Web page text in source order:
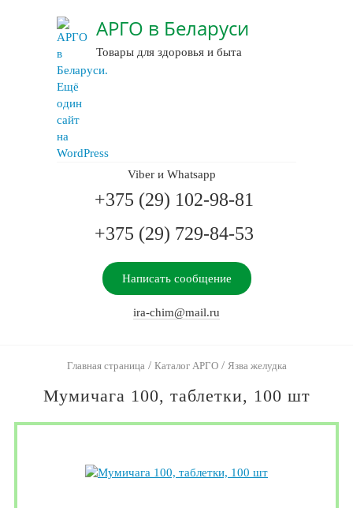
АРГО в Беларуси
Товары для здоровья и быта
Viber и Whatsapp
+375 (29) 102-98-81
+375 (29) 729-84-53
Написать сообщение
ira-chim@mail.ru
Главная страница / Каталог АРГО/ Язва желудка
Мумичага 100, таблетки, 100 шт